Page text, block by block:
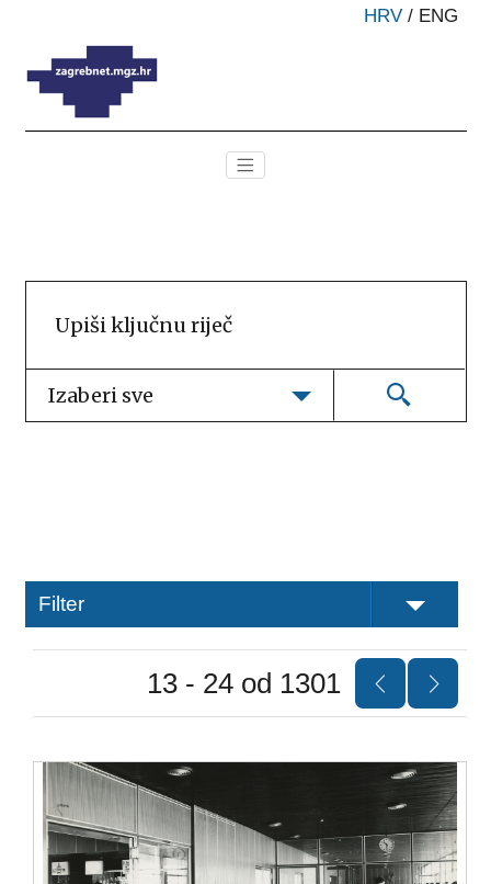
HRV / ENG
Izaberi sve
Filter
13 - 24 od 1301